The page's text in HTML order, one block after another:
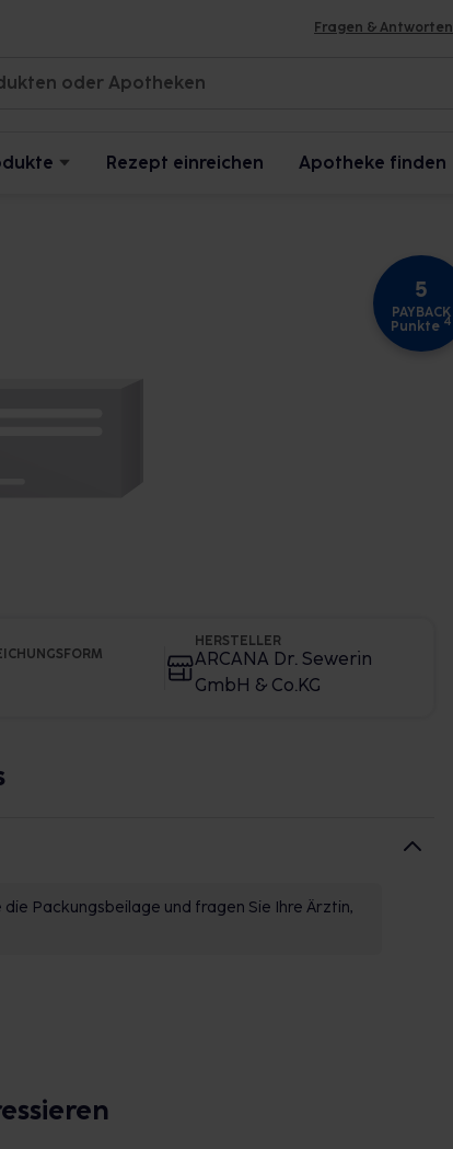
Fragen & Antworten
Rezept einreichen Apotheke finden
5
PAYBACK
Punkte 4
HERSTELLER
ARCANA Dr. Sewerin
GmbH & Co.KG
Packungsbeilage und fragen Sie Ihre Ärztin,